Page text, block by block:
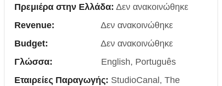
Πρεμιέρα στην Ελλάδα: Δεν ανακοινώθηκε
Revenue:
Δεν ανακοινώθηκε
Budget:
Δεν ανακοινώθηκε
Γλώσσα:
English, Português
Εταιρείες Παραγωγής: StudioCanal, The